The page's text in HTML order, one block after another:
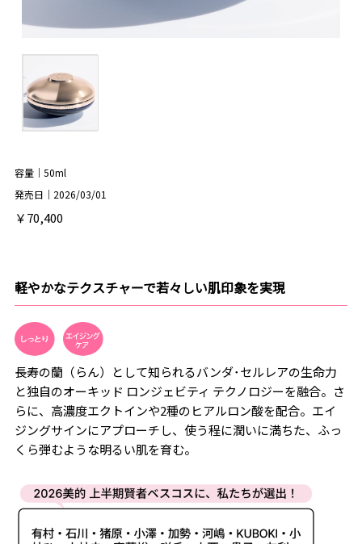
容量｜50ml
発売日｜2026/03/01
￥70,400
軽やかなテクスチャーで若々しい肌印象を実現
長寿の蘭（らん）として知られるバンダ･セルレアの生命力
と独自のオーキッド ロンジェビティ テクノロジーを融合。さ
らに、高濃度エクトインや2種のヒアルロン酸を配合。エイ
ジングサインにアプローチし、使う程に潤いに満ちた、ふっ
くら弾むような明るい肌を育む。